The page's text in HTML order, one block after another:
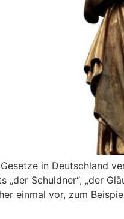
in Deutschland
Schuldner“, „der
einmal vor, zum